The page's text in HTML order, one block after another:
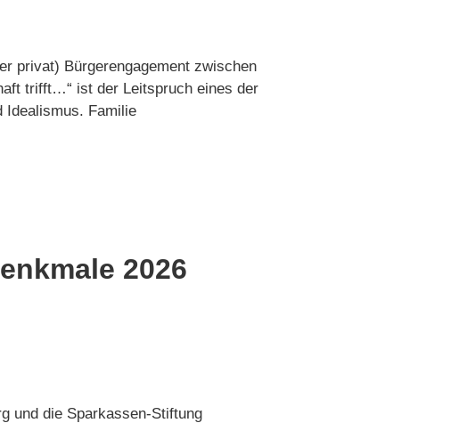
privat) Bürgerengagement zwi­schen
trifft…“ ist der Leitspruch ei­nes der
Idealismus. Familie
2026
und die Sparkassen-Stiftung